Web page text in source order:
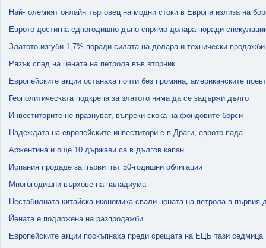
Най-големият онлайн търговец на модни стоки в Европа излиза на
Еврото достигна едногодишно дъно спрямо долара поради
Златото изгуби 1,7% поради силата на долара и технически продажби
Рязък спад на цената на петрола във вторник
Европейските акции останаха почти без промяна, американските
Геополитическата подкрепа за златото няма да се задържи дълго
Инвеститорите не празнуват, въпреки скока на фондовите борси
Надеждата на европейските инвеститори е в Драги, еврото пада
Аржентина и още 10 държави са в дългов капан
Испания продаде за първи път 50-годишни облигации
Многогодишни върхове на паладиума
Нестабилната китайска икономика свали цената на петрола в първия
Йената е подложена на разпродажби
Европейските акции поскъпнаха преди срещата на ЕЦБ тази седмица